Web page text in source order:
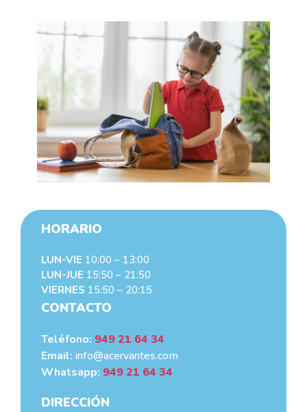
HORARIO
LUN-VIE 10:00 – 13:00
LUN-JUE 15:50 – 21:50
VIERNES 15:50 – 20:15
CONTACTO
Teléfono: 949 21 64 34
Email: info@acervantes.com
Whatsapp: 949 21 64 34
DIRECCIÓN